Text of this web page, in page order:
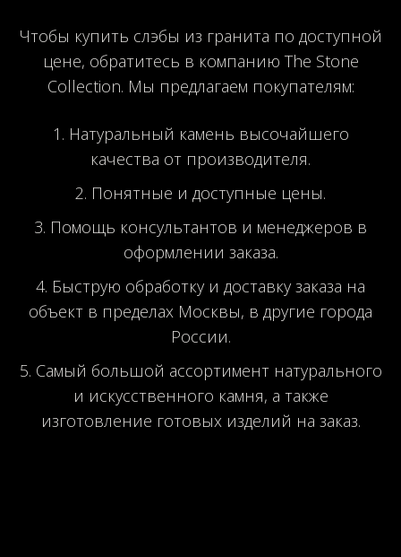
Чтобы купить слэбы из гранита по доступной
цене, обратитесь в компанию The Stone
Collection. Мы предлагаем покупателям:
Натуральный камень высочайшего
качества от производителя.
Понятные и доступные цены.
Помощь консультантов и менеджеров в
оформлении заказа.
Быструю обработку и доставку заказа на
объект в пределах Москвы, в другие города
России.
Самый большой ассортимент натурального
и искусственного камня, а также
изготовление готовых изделий на заказ.